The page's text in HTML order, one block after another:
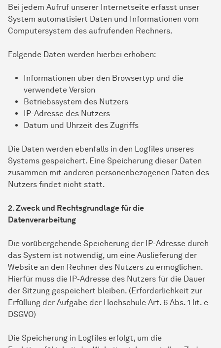
Bei jedem Aufruf unserer Internetseite erfasst unser
System automatisiert Daten und Informationen vom
Computersystem des aufrufenden Rechners.
Folgende Daten werden hierbei erhoben:
Informationen über den Browsertyp und die
verwendete Version
Betriebssystem des Nutzers
IP-Adresse des Nutzers
Datum und Uhrzeit des Zugriffs
Die Daten werden ebenfalls in den Logfiles unseres
Systems gespeichert. Eine Speicherung dieser Daten
zusammen mit anderen personenbezogenen Daten des
Nutzers findet nicht statt.
2. Zweck und Rechtsgrundlage für die
Datenverarbeitung
Die vorübergehende Speicherung der IP-Adresse durch
das System ist notwendig, um eine Auslieferung der
Website an den Rechner des Nutzers zu ermöglichen.
Hierfür muss die IP-Adresse des Nutzers für die Dauer
der Sitzung gespeichert bleiben. (Erforderlichkeit zur
Erfüllung der Aufgabe der Hochschule Art. 6 Abs. 1 lit. e
DSGVO)
Die Speicherung in Logfiles erfolgt, um die